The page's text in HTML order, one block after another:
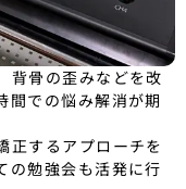
背骨の歪みなどを改
間での悩み解消が期
正するアプローチを
の勉強会も活発に行